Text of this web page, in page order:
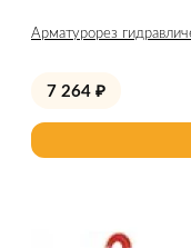
Арматурорез
7 264 ₽